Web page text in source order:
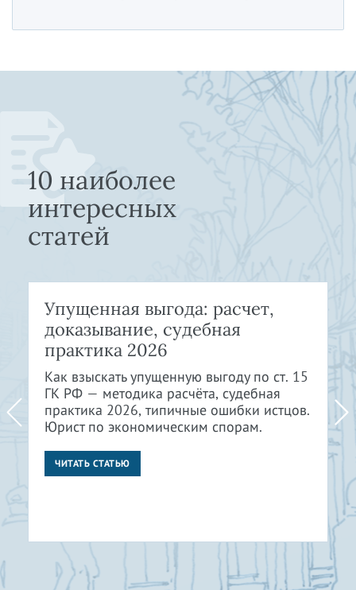
10 наиболее
интересных
статей
Упущенная выгода: расчет,
доказывание, судебная
практика 2026
Как взыскать упущенную выгоду по ст. 15
ГК РФ — методика расчёта, судебная
практика 2026, типичные ошибки истцов.
Юрист по экономическим спорам.
ЧИТАТЬ СТАТЬЮ